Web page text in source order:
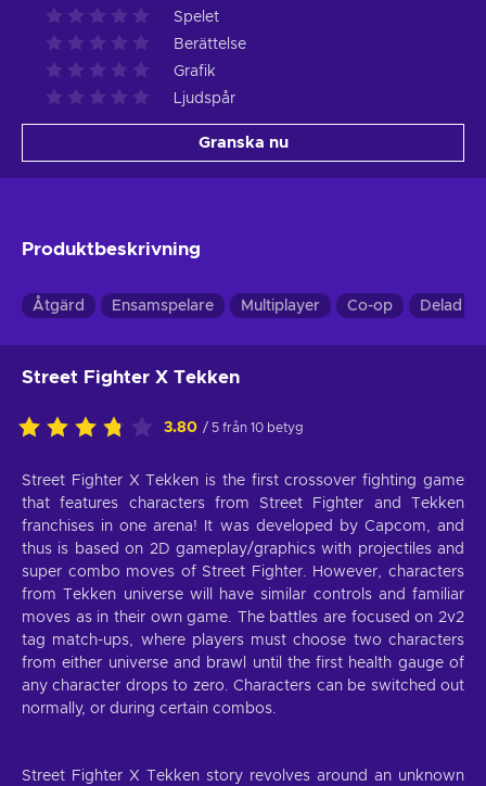
Spelet
Berättelse
Grafik
Ljudspår
Granska nu
Produktbeskrivning
Åtgärd Ensamspelare Multiplayer Co-op Delad
Street Fighter X Tekken
3.80 / 5 från 10 betyg
Street Fighter X Tekken is the first crossover fighting game
that features characters from Street Fighter and Tekken
franchises in one arena! It was developed by Capcom, and
thus is based on 2D gameplay/graphics with projectiles and
super combo moves of Street Fighter. However, characters
from Tekken universe will have similar controls and familiar
moves as in their own game. The battles are focused on 2v2
tag match-ups, where players must choose two characters
from either universe and brawl until the first health gauge of
any character drops to zero. Characters can be switched out
normally, or during certain combos.
Street Fighter X Tekken story revolves around an unknown